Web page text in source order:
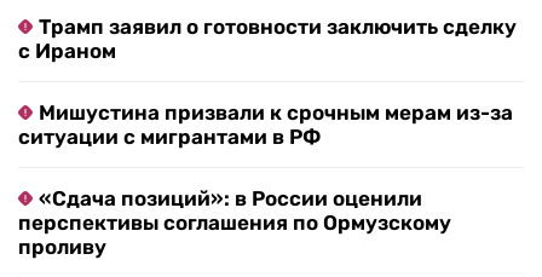
Трамп заявил о готовности заключить сделку
с Ираном
Мишустина призвали к срочным мерам из-за
ситуации с мигрантами в РФ
«Сдача позиций»: в России оценили
перспективы соглашения по Ормузскому
проливу